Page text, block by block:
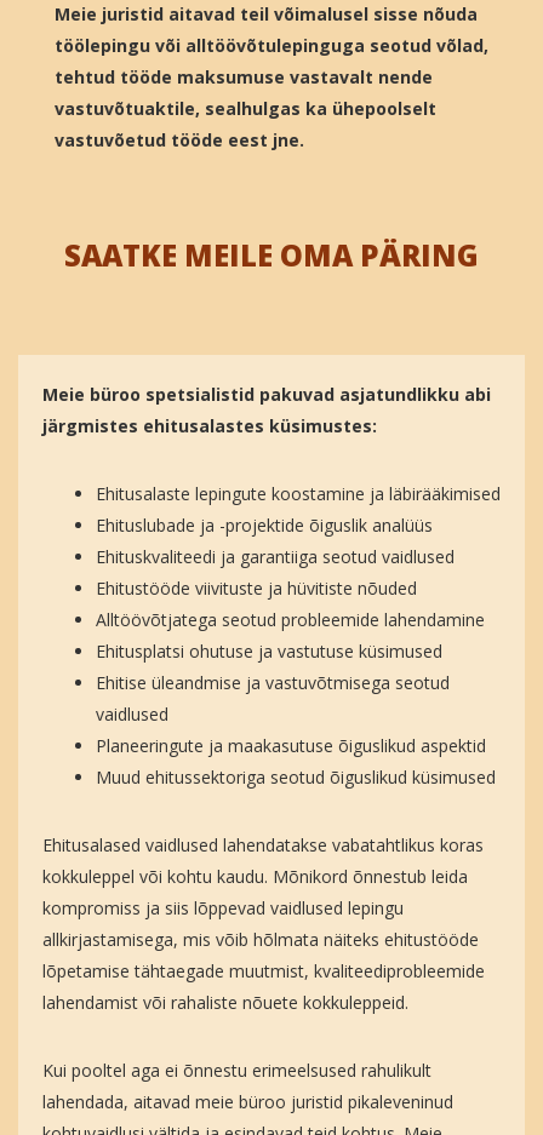
Meie juristid aitavad teil võimalusel sisse nõuda
töölepingu või alltöövõtulepinguga seotud võlad,
tehtud tööde maksumuse vastavalt nende
vastuvõtuaktile, sealhulgas ka ühepoolselt
vastuvõetud tööde eest jne.
SAATKE MEILE OMA PÄRING
Meie büroo spetsialistid pakuvad asjatundlikku abi
järgmistes ehitusalastes küsimustes:
Ehitusalaste lepingute koostamine ja läbirääkimised
Ehituslubade ja -projektide õiguslik analüüs
Ehituskvaliteedi ja garantiiga seotud vaidlused
Ehitustööde viivituste ja hüvitiste nõuded
Alltöövõtjatega seotud probleemide lahendamine
Ehitusplatsi ohutuse ja vastutuse küsimused
Ehitise üleandmise ja vastuvõtmisega seotud
vaidlused
Planeeringute ja maakasutuse õiguslikud aspektid
Muud ehitussektoriga seotud õiguslikud küsimused
Ehitusalased vaidlused lahendatakse vabatahtlikus koras
kokkuleppel või kohtu kaudu. Mõnikord õnnestub leida
kompromiss ja siis lõppevad vaidlused lepingu
allkirjastamisega, mis võib hõlmata näiteks ehitustööde
lõpetamise tähtaegade muutmist, kvaliteediprobleemide
lahendamist või rahaliste nõuete kokkuleppeid.
Kui pooltel aga ei õnnestu erimeelsused rahulikult
lahendada, aitavad meie büroo juristid pikaleveninud